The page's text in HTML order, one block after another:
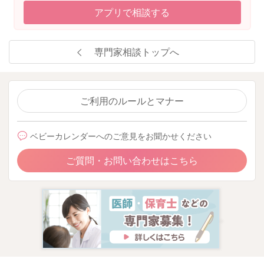
アプリで相談する
専門家相談トップへ
ご利用のルールとマナー
ベビーカレンダーへのご意見をお聞かせください
ご質問・お問い合わせはこちら